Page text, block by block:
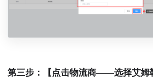
第三步：【点击物流商——选择艾姆